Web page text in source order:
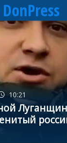
DonPress
10:21